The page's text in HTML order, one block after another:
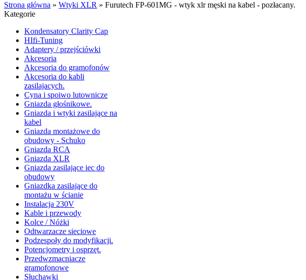
Strona główna » Wtyki XLR » Furutech FP-601MG - wtyk xlr męski na kabel - pozłacany.
Kategorie
Kondensatory Clarity Cap
HIfi-Tuning
Adaptery / przejściówki
Akcesoria
Akcesoria do gramofonów
Akcesoria do kabli
zasilajacych.
Cyna i spoiwo lutownicze
Gniazda głośnikowe.
Gniazda i wtyki zasilające na
kabel
Gniazda montażowe do
obudowy - Schuko
Gniazda RCA
Gniazda XLR
Gniazda zasilające iec do
obudowy
Gniazdka zasilające do
montażu w ścianie
Instalacja 230V
Kable i przewody
Kolce / Nóżki
Odtwarzacze sieciowe
Podzespoły do modyfikacji.
Potencjometry i osprzęt.
Przedwzmacniacze
gramofonowe
Słuchawki